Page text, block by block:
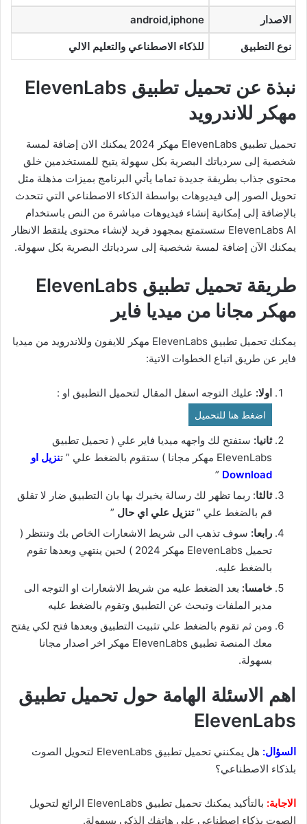
الاصدار android,iphone
نوع التطبيق للذكاء الاصطناعي والتعليم الالي
نبذة عن تحميل تطبيق ElevenLabs
مهكر للاندرويد
تحميل تطبيق ElevenLabs مهكر 2024 يمكنك الان إضافة لمسة
شخصية إلى سردياتك البصرية بكل سهولة يتيح للمستخدمين خلق
محتوى جذاب بطريقة جديدة تماما يأتي البرنامج بميزات مذهلة مثل
تحويل الصور إلى فيديوهات بواسطة الذكاء الاصطناعي التي تتحدث
بالإضافة إلى إمكانية إنشاء فيديوهات مباشرة من النص باستخدام
ElevenLabs AI ستستمتع بمجهود فريد لإنشاء محتوى يلتقط الانظار
يمكنك الآن إضافة لمسة شخصية إلى سردياتك البصرية بكل سهولة.
طريقة تحميل تطبيق ElevenLabs
مهكر مجانا من ميديا فاير
يمكنك تحميل تطبيق ElevenLabs مهكر للايفون وللاندرويد من ميديا
فاير عن طريق اتباع الخطوات الاتية:
اولا: عليك التوجه اسفل المقال لتحميل التطبيق او :
اضغط هنا للتحميل
ثانيا: ستفتح لك واجهه ميديا فاير علي ( تحميل تطبيق
ElevenLabs مهكر مجانا ) ستقوم بالضغط علي ” ت
نزيل او
Download
”
ثالثا: ربما تظهر لك رسالة يخبرك بها بان التطبيق ضار لا تقلق
قم بالضغط علي ”تنزيل علي اي حال ”
رابعا: سوف تذهب الى شريط الاشعارات الخاص بك وتنتظر (
تحميل ElevenLabs مهكر 2024 ) لحين ينتهي وبعدها تقوم
بالضغط عليه.
خامسا: بعد الضغط عليه من شريط الاشعارات او التوجه الى
مدير الملفات وتبحث عن التطبيق وتقوم بالضغط عليه
ومن ثم تقوم بالضغط علي تثبيت التطبيق وبعدها فتح لكي يفتح
معك المنصة تطبيق ElevenLabs مهكر اخر اصدار مجانا
بسهولة.
اهم الاسئلة الهامة حول تحميل تطبيق
ElevenLabs
السؤال:
هل يمكنني تحميل تطبيق ElevenLabs لتحويل الصوت
بلذكاء الاصطناعي؟
الاجابة:
بالتأكيد يمكنك تحميل تطبيق ElevenLabs الرائع لتحويل
الصوت بذكاء اصطناعي على هاتفك الذكي بسهولة.